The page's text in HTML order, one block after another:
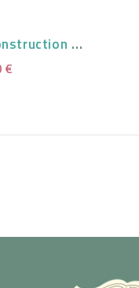
PARPAING de construction coffrant
€